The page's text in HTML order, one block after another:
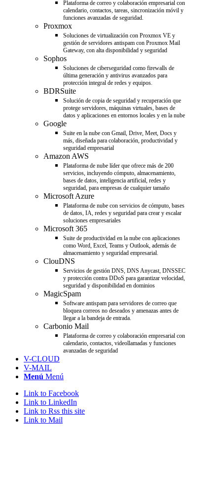
Plataforma de correo y colaboración empresarial con
calendario, contactos, tareas, sincronización móvil y
funciones avanzadas de seguridad.
Proxmox
Soluciones de virtualización con Proxmox VE y
gestión de servidores antispam con Proxmox Mail
Gateway, con alta disponibilidad y seguridad
Sophos
Soluciones de ciberseguridad como firewalls de
última generación y antivirus avanzados para
protección integral de redes y equipos.
BDRSuite
Solución de copia de seguridad y recuperación que
protege servidores, máquinas virtuales, bases de
datos y aplicaciones en entornos locales y en la nube
Google
Suite en la nube con Gmail, Drive, Meet, Docs y
más, diseñada para colaboración, productividad y
seguridad empresarial
Amazon AWS
Plataforma de nube líder que ofrece más de 200
servicios, incluyendo cómputo, almacenamiento,
bases de datos, inteligencia artificial, redes y
seguridad, para empresas de cualquier tamaño
Microsoft Azure
Plataforma de nube con servicios de cómputo, bases
de datos, IA, redes y seguridad para crear y escalar
soluciones empresariales
Microsoft 365
Suite de productividad en la nube con aplicaciones
como Word, Excel, Teams y Outlook, además de
almacenamiento y seguridad empresarial.
ClouDNS
Servicios de gestión DNS, DNS Anycast, DNSSEC
y protección contra DDoS para garantizar velocidad,
seguridad y disponibilidad en dominios
MagicSpam
Software antispam para servidores de correo que
bloquea correos no deseados y amenazas antes de
llegar a la bandeja de entrada.
Carbonio Mail
Plataforma de correo y colaboración empresarial con
calendario, contactos, videollamadas y funciones
avanzadas de seguridad
V-CLOUD
V-MAIL
Menú Menú
Link to Facebook
Link to LinkedIn
Link to Rss this site
Link to Mail